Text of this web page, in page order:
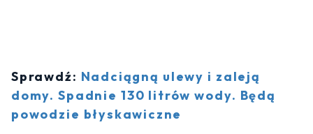
Sprawdź: Nadciągną ulewy i zaleją
domy. Spadnie 130 litrów wody. Będą
powodzie błyskawiczne